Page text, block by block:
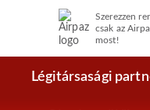
Szerezzen
csak az
most!
Légitársasági